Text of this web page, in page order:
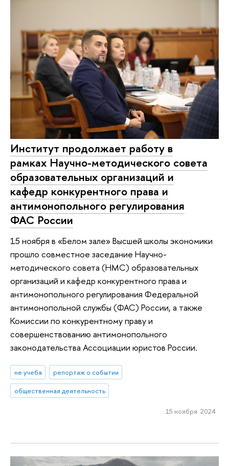
Институт продолжает работу в
рамках Научно-методического совета
образовательных организаций и
кафедр конкурентного права и
антимонопольного регулирования
ФАС России
15 ноября в «Белом зале» Высшей школы экономики
прошло совместное заседание Научно-
методического совета (НМС) образовательных
организаций и кафедр конкурентного права и
антимонопольного регулирования Федеральной
антимонопольной службы (ФАС) России, а также
Комиссии по конкурентному праву и
совершенствованию антимонопольного
законодательства Ассоциации юристов России.
не учеба
репортаж о событии
общественная деятельность
15 ноября 2024